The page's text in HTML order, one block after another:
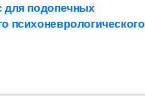
для подопечных
психоневрологического